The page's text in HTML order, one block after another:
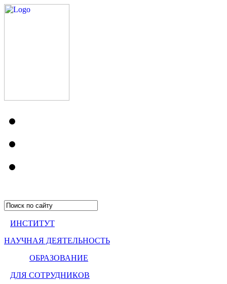
ИНСТИТУТ
НАУЧНАЯ ДЕЯТЕЛЬНОСТЬ
ОБРАЗОВАНИЕ
ДЛЯ СОТРУДНИКОВ